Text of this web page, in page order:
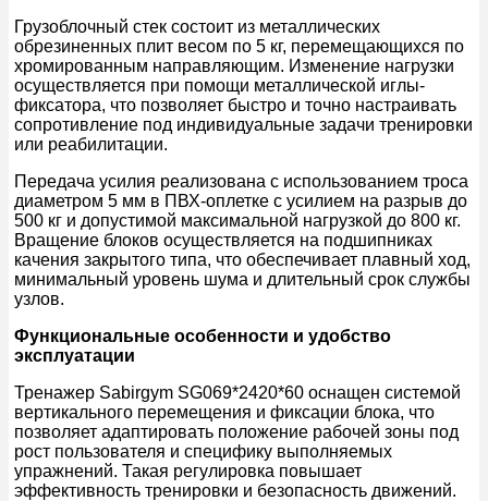
Грузоблочный стек состоит из металлических
обрезиненных плит весом по 5 кг, перемещающихся по
хромированным направляющим. Изменение нагрузки
осуществляется при помощи металлической иглы-
фиксатора, что позволяет быстро и точно настраивать
сопротивление под индивидуальные задачи тренировки
или реабилитации.
Передача усилия реализована с использованием троса
диаметром 5 мм в ПВХ-оплетке с усилием на разрыв до
500 кг и допустимой максимальной нагрузкой до 800 кг.
Вращение блоков осуществляется на подшипниках
качения закрытого типа, что обеспечивает плавный ход,
минимальный уровень шума и длительный срок службы
узлов.
Функциональные особенности и удобство
эксплуатации
Тренажер Sabirgym SG069*2420*60 оснащен системой
вертикального перемещения и фиксации блока, что
позволяет адаптировать положение рабочей зоны под
рост пользователя и специфику выполняемых
упражнений. Такая регулировка повышает
эффективность тренировки и безопасность движений.